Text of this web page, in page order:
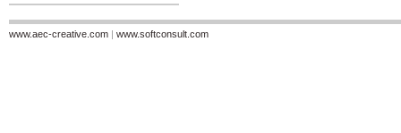
www.aec-creative.com | www.softconsult.com